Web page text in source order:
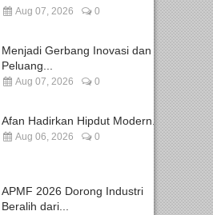
Aug 07, 2026 0
Menjadi Gerbang Inovasi dan
Peluang...
Aug 07, 2026 0
Afan Hadirkan Hipdut Modern...
Aug 06, 2026 0
APMF 2026 Dorong Industri
Beralih dari...